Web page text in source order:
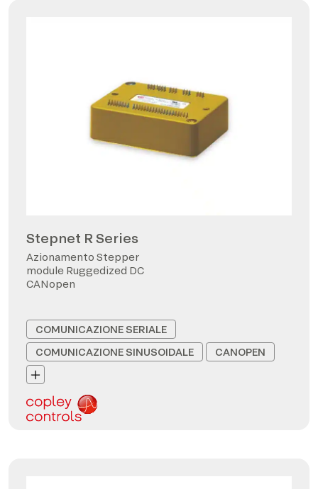
Stepnet R Series
Azionamento Stepper
module Ruggedized DC
CANopen
COMUNICAZIONE SERIALE
COMUNICAZIONE SINUSOIDALE
CANOPEN